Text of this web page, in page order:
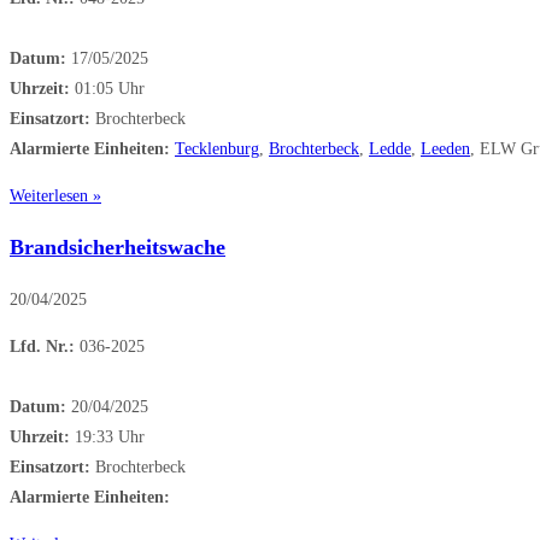
Datum: 17/05/2025
Uhrzeit: 01:05 Uhr
Einsatzort: Brochterbeck
Alarmierte Einheiten: Tecklenburg Brochterbeck Ledde Leeden , ELW
Weiterlesen »
Brandsicherheitswache
20/04/2025
Lfd. Nr.: 036-2025
Datum: 20/04/2025
Uhrzeit: 19:33 Uhr
Einsatzort: Brochterbeck
Alarmierte Einheiten: